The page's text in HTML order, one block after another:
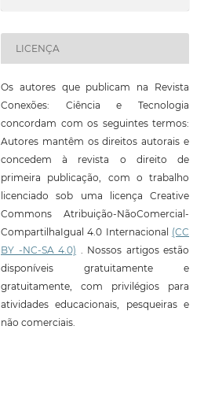
LICENÇA
Os autores que publicam na Revista
Conexões: Ciência e Tecnologia
concordam com os seguintes termos:
Autores mantêm os direitos autorais e
concedem à revista o direito de
primeira publicação, com o trabalho
licenciado sob uma licença Creative
Commons Atribuição-NãoComercial-
CompartilhaIgual 4.0 Internacional (CC
BY -NC-SA 4.0) . Nossos artigos estão
disponíveis gratuitamente e
gratuitamente, com privilégios para
atividades educacionais, pesqueiras e
não comerciais.